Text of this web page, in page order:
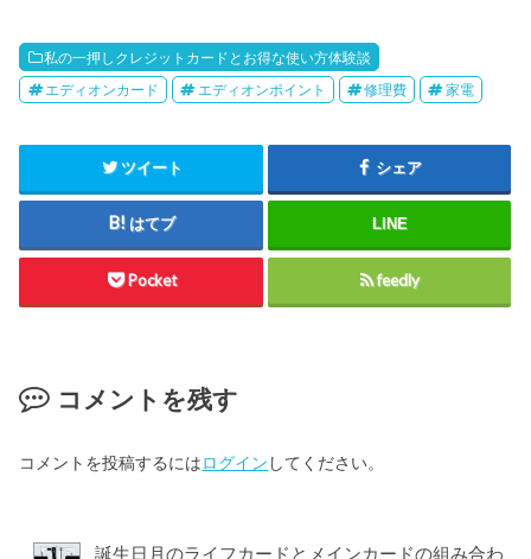
私の一押しクレジットカードとお得な使い方体験談
エディオンカード
エディオンポイント 修理費 家電
ツイート シェア
はてブ LINE
Pocket feedly
コメントを残す
コメントを投稿するにはログイン してください。
誕生日月のライフカードとメインカードの組み合わ